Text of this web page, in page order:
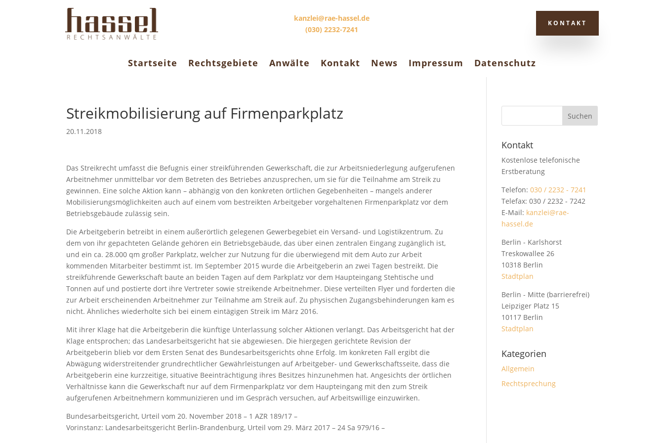
kanzlei@rae-hassel.de
(030) 2232-7241
KONTAKT
Startseite Rechtsgebiete Anwälte Kontakt News Impressum Datenschutz
Streikmobilisierung auf Firmenparkplatz
20.11.2018
Das Streikrecht umfasst die Befugnis einer streikführenden Gewerkschaft, die zur Arbeitsniederlegung aufgerufenen
Arbeitnehmer unmittelbar vor dem Betreten des Betriebes anzusprechen, um sie für die Teilnahme am Streik zu
gewinnen. Eine solche Aktion kann – abhängig von den konkreten örtlichen Gegebenheiten – mangels anderer
Mobilisierungsmöglichkeiten auch auf einem vom bestreikten Arbeitgeber vorgehaltenen Firmenparkplatz vor dem
Betriebsgebäude zulässig sein.
Die Arbeitgeberin betreibt in einem außerörtlich gelegenen Gewerbegebiet ein Versand- und Logistikzentrum. Zu
dem von ihr gepachteten Gelände gehören ein Betriebsgebäude, das über einen zentralen Eingang zugänglich ist,
und ein ca. 28.000 qm großer Parkplatz, welcher zur Nutzung für die überwiegend mit dem Auto zur Arbeit
kommenden Mitarbeiter bestimmt ist. Im September 2015 wurde die Arbeitgeberin an zwei Tagen bestreikt. Die
streikführende Gewerkschaft baute an beiden Tagen auf dem Parkplatz vor dem Haupteingang Stehtische und
Tonnen auf und postierte dort ihre Vertreter sowie streikende Arbeitnehmer. Diese verteilten Flyer und forderten die
zur Arbeit erscheinenden Arbeitnehmer zur Teilnahme am Streik auf. Zu physischen Zugangsbehinderungen kam es
nicht. Ähnliches wiederholte sich bei einem eintägigen Streik im März 2016.
Mit ihrer Klage hat die Arbeitgeberin die künftige Unterlassung solcher Aktionen verlangt. Das Arbeitsgericht hat der
Klage entsprochen; das Landesarbeitsgericht hat sie abgewiesen. Die hiergegen gerichtete Revision der
Arbeitgeberin blieb vor dem Ersten Senat des Bundesarbeitsgerichts ohne Erfolg. Im konkreten Fall ergibt die
Abwägung widerstreitender grundrechtlicher Gewährleistungen auf Arbeitgeber- und Gewerkschaftsseite, dass die
Arbeitgeberin eine kurzzeitige, situative Beeinträchtigung ihres Besitzes hinzunehmen hat. Angesichts der örtlichen
Verhältnisse kann die Gewerkschaft nur auf dem Firmenparkplatz vor dem Haupteingang mit den zum Streik
aufgerufenen Arbeitnehmern kommunizieren und im Gespräch versuchen, auf Arbeitswillige einzuwirken.
Bundesarbeitsgericht, Urteil vom 20. November 2018 – 1 AZR 189/17 –
Vorinstanz: Landesarbeitsgericht Berlin-Brandenburg, Urteil vom 29. März 2017 – 24 Sa 979/16 –
Kontakt
Kostenlose telefonische
Erstberatung
Telefon:030 / 2232 - 7241
Telefax: 030 / 2232 - 7242
E-Mail: kanzlei@rae-
hassel.de
Berlin - Karlshorst
Treskowallee 26
10318 Berlin
Stadtplan
Berlin - Mitte (barrierefrei)
Leipziger Platz 15
10117 Berlin
Stadtplan
Kategorien
Allgemein
Rechtsprechung